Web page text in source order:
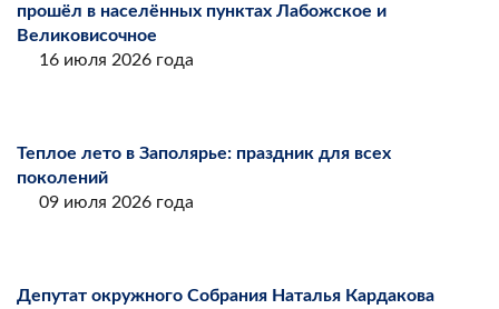
прошёл в населённых пунктах Лабожское и
Великовисочное
16 июля 2026 года
Теплое лето в Заполярье: праздник для всех
поколений
09 июля 2026 года
Депутат окружного Собрания Наталья Кардакова